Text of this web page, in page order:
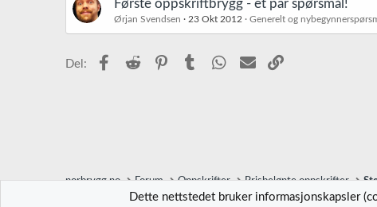
Første oppskriftbrygg - et par spørsmål!
Ørjan Svendsen 23 Okt 2012 Generelt og
Del: Facebook
Reddit PinterestTumblr WhatsApp
E-post
norbrygg.no Forum Oppskrifter Prisbelønte oppskrifter
Dette nettstedet bruker informasjonskapsler